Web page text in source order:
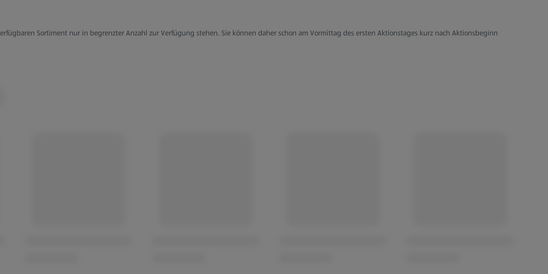
Sortiment nur in begrenzter Anzahl zur Verfügung stehen. Sie können daher schon am Vormittag des ersten Aktionstages kurz nach Aktionsbeginn